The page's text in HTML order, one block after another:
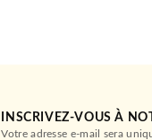
INSCRIVEZ-VOUS À
Votre adresse e-mail sera